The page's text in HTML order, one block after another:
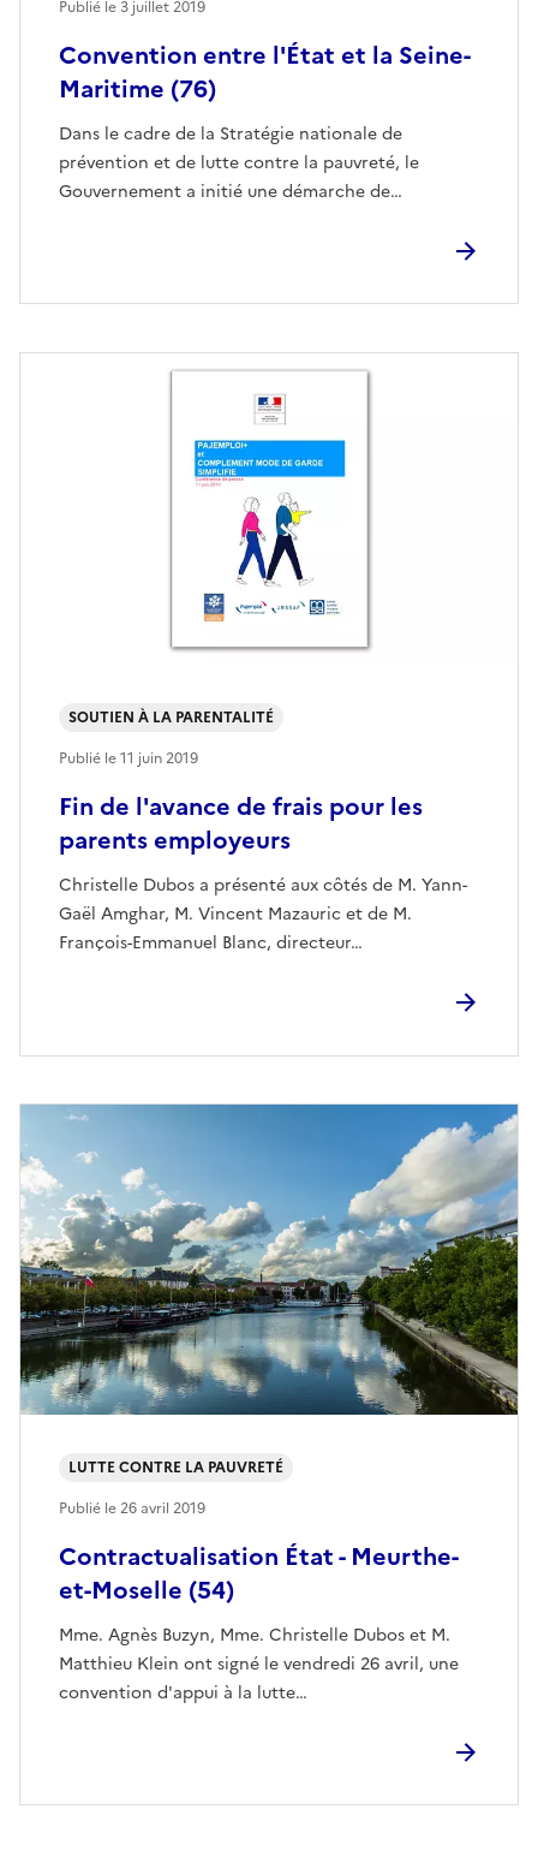
Convention entre l'État et la Seine-
Maritime (76)
Dans le cadre de la Stratégie nationale de
prévention et de lutte contre la pauvreté, le
Gouvernement a initié une démarche de…
Publié le3 juillet 2019
Fin de l'avance de frais pour les
parents employeurs
Christelle Dubos a présenté aux côtés de M. Yann-
Gaël Amghar, M. Vincent Mazauric et de M.
François-Emmanuel Blanc, directeur…
SOUTIEN À LA PARENTALITÉ
Publié le11 juin 2019
Contractualisation État - Meurthe-
et-Moselle (54)
Mme. Agnès Buzyn, Mme. Christelle Dubos et M.
Matthieu Klein ont signé le vendredi 26 avril, une
convention d'appui à la lutte…
LUTTE CONTRE LA PAUVRETÉ
Publié le26 avril 2019